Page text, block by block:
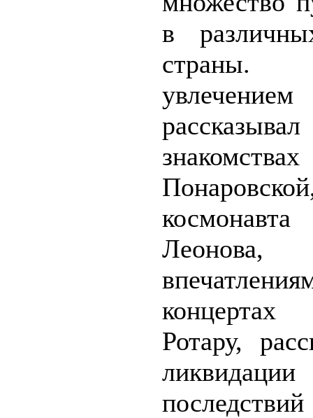
в
увлечением
Леонова,
Ротару,
ликвидации